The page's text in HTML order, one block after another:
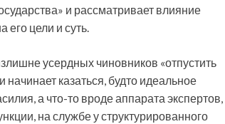
и рассматривает влияние
его цели и суть.
усердных чиновников «отпустить
казаться, будто идеальное
а что-то вроде аппарата экспертов,
на службе у структурированного